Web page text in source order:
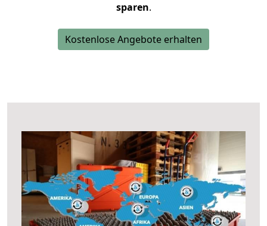
sparen.
Kostenlose Angebote erhalten